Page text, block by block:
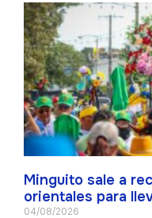
Minguito sale a
orientales para
04/08/2026